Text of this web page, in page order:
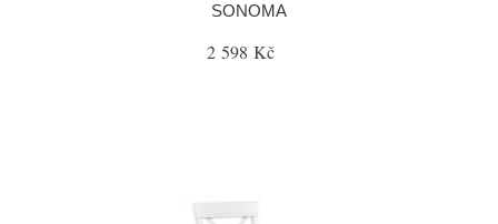
SONOMA
2 598 Kč